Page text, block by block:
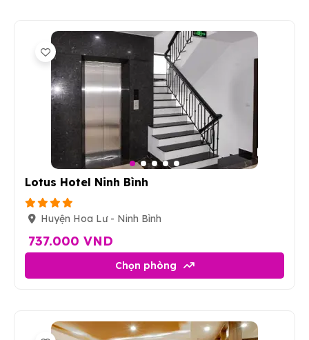
Lotus Hotel Ninh Bình
Huyện Hoa Lư - Ninh Bình
737.000 VND
Chọn phòng